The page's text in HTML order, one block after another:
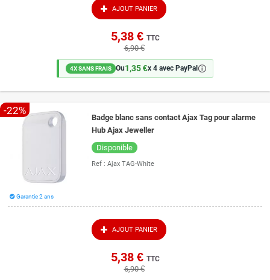
AJOUT PANIER
5,38 € TTC
6,90 €
4X SANS FRAIS Ou1,35 €x 4 avec PayPal 🛈
-22%
Badge blanc sans contact Ajax Tag pour alarme
Hub Ajax Jeweller
Disponible
Ref : Ajax TAG-White
Garantie 2 ans
AJOUT PANIER
5,38 € TTC
6,90 €